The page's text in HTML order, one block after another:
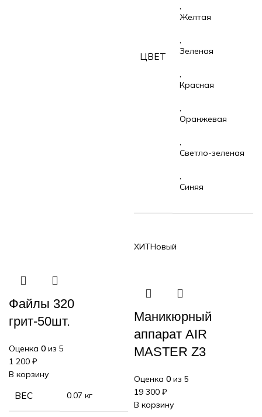
ЦВЕТ
,
Желтая
,
Зеленая
,
Красная
,
Оранжевая
,
Светло-зеленая
,
Синяя
Файлы 320
грит-50шт.
Оценка 0 из 5
1 200 ₽
В корзину
ВЕС 0.07 кг
ХИТНовый
Маникюрный
аппарат AIR
MASTER Z3
Оценка 0 из 5
19 300 ₽
В корзину